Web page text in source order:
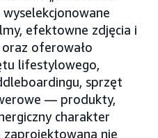
efektowne zdjęcia i
oferowało
lifestylowego,
sprzęt
— produkty,
charakter
zaprojektowana nie